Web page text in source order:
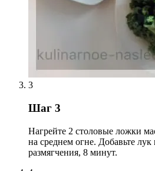
3
Шаг 3
Нагрейте 2 столовые ложки
на среднем огне. Добавьте лук
размягчения, 8 минут.